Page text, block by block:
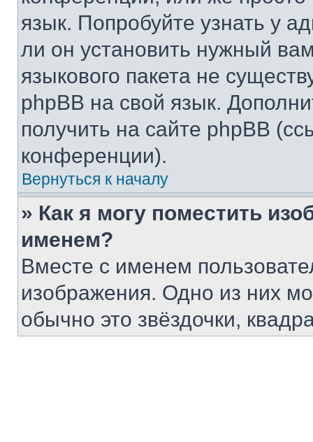
язык. Попробуйте узнать у
ли он установить нужный
языкового пакета не
phpBB на свой язык.
получить на сайте phpBB
конференции).
Вернуться к началу
» Как я могу поместить
именем?
Вместе с именем
изображения. Одно из них
обычно это звёздочки,